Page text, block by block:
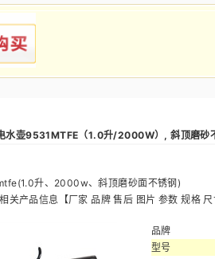
水壶9531MTFE（1.0升/2000W）, 斜顶磨砂
品牌
型号